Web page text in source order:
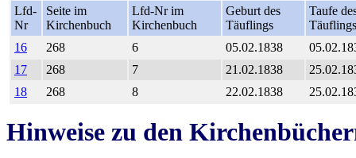
Lfd-
Nr
Seite im
Kirchenbuch
Lfd-Nr im
Kirchenbuch
Geburt des
Täuflings
Taufe
Täuflings
16
268 6 05.02.1838
17
268 7 21.02.1838
18
268 8 22.02.1838
Hinweise zu den